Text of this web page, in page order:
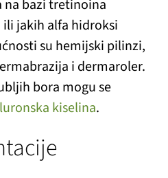
bazi tretinoina
jakih alfa hidroksi
su hemijski pilinzi,
i dermaroler.
bora mogu se
kiselina.